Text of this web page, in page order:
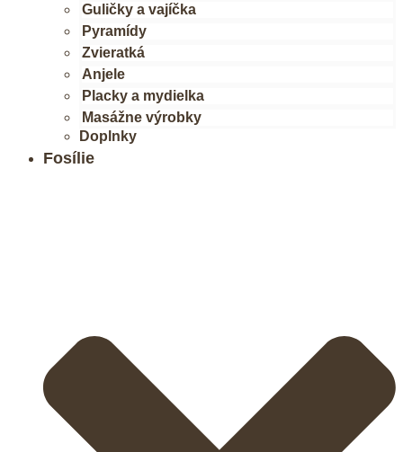
Guličky a vajíčka
Pyramídy
Zvieratká
Anjele
Placky a mydielka
Masážne výrobky
Doplnky
Fosílie